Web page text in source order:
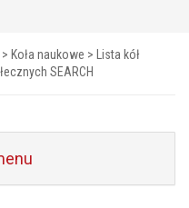
> Koła naukowe >
Lista kół
SEARCH